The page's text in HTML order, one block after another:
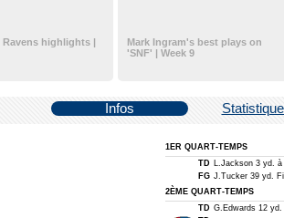
Ravens highlights |
Mark Ingram's best plays on
'SNF' | Week 9
Infos
1ER QUART-TEMPS
TD L.Jackson 3 yd. à
FG J.Tucker 39 yd.
2ÈME QUART-TEMPS
TD G.Edwards 12